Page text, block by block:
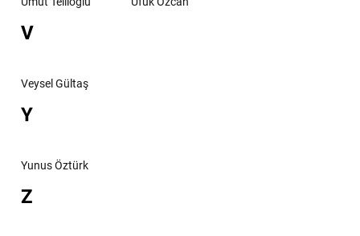
V
Veysel Gültaş
Y
Yunus Öztürk
Z